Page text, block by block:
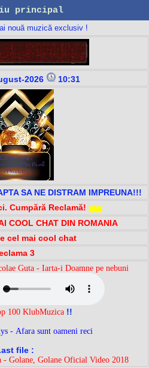
principal
nouă muzică exclusiv !
2026 10:31
SA NE DISTRAM IMPREUNA!!!
Cumpără Reclamă!
COOL CHAT DIN ROMANIA
cel mai cool chat
3
Guta - Iarta-i Doamne pe nebuni
100 KlubMuzica !!
- Afara sunt oameni reci
file :
- Golane, Golane Oficial Video 2018